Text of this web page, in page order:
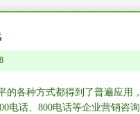
各种方式都得到了普遍应用，
电话、800电话等企业营销咨询